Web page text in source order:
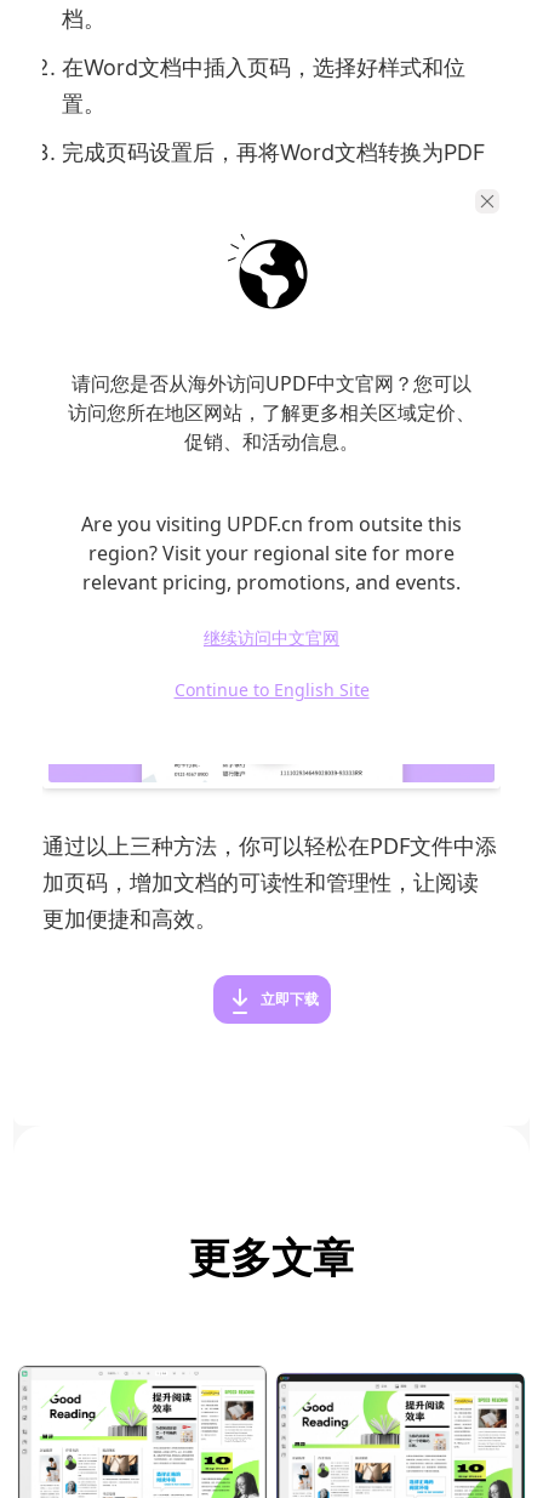
请问您是否从海外访问UPDF中文官网？您可以
访问您所在地区网站，了解更多相关区域定价、
促销、和活动信息。
Are you visiting UPDF.cn from outsite this
region? Visit your regional site for more
relevant pricing, promotions, and events.
继续访问中文官网
Continue to English Site
档。
在Word文档中插入页码，选择好样式和位
置。
完成页码设置后，再将Word文档转换为PDF
虽然这种方法需要多进行一次格式转换，但对
于没有专业PDF编辑软件的用户来说也是一个可
通过以上三种方法，你可以轻松在PDF文件中添
加页码，增加文档的可读性和管理性，让阅读
更加便捷和高效。
立即下载
更多文章